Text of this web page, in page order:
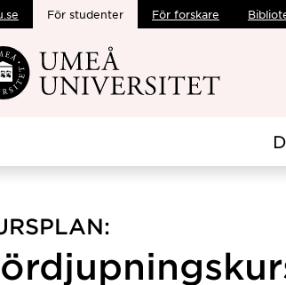
direkt till innehållet
För studenter För forskare